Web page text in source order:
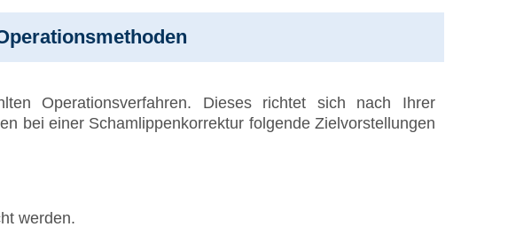
Operationsverfahren. Dieses richtet sich nach Ihrer
bei einer Schamlippenkorrektur folgende Zielvorstellungen
werden.